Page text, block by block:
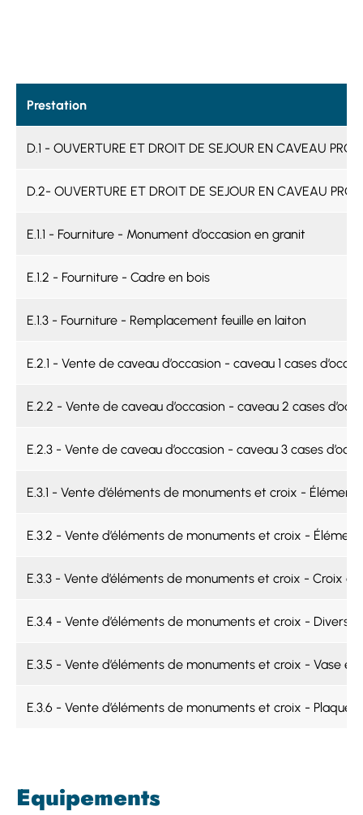
Prestation
D.1 - OUVERTURE ET DROIT DE SEJOUR EN CAVEAU
D.2- OUVERTURE ET DROIT DE SEJOUR EN CAVEAU
E.1.1 - Fourniture - Monument d’occasion en granit
E.1.2 - Fourniture - Cadre en bois
E.1.3 - Fourniture - Remplacement feuille en laiton
E.2.1 - Vente de caveau d’occasion - caveau 1 cases
E.2.2 - Vente de caveau d’occasion - caveau 2 cases
E.2.3 - Vente de caveau d’occasion - caveau 3 cases
E.3.1 - Vente d’éléments de monuments et croix -
E.3.2 - Vente d’éléments de monuments et croix -
E.3.3 - Vente d’éléments de monuments et croix - Croix
E.3.4 - Vente d’éléments de monuments et croix - Divers
E.3.5 - Vente d’éléments de monuments et croix - Vase
E.3.6 - Vente d’éléments de monuments et croix - Plaque
Equipements